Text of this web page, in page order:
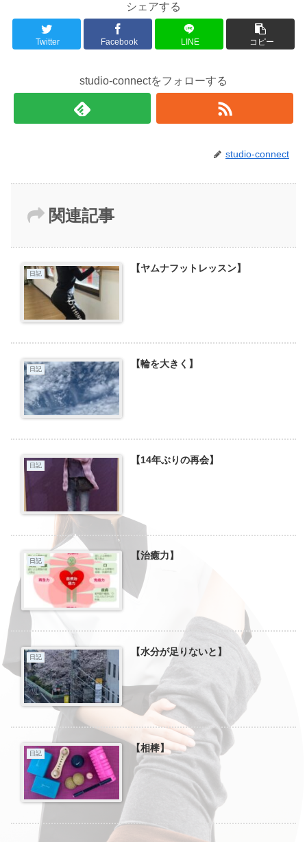
シェアする
Twitter Facebook LINE コピー
studio-connectをフォローする
studio-connect
関連記事
日記 【ヤムナフットレッスン】
日記 【輪を大きく】
日記 【14年ぶりの再会】
日記 【治癒力】
日記 【水分が足りないと】
日記 【相棒】